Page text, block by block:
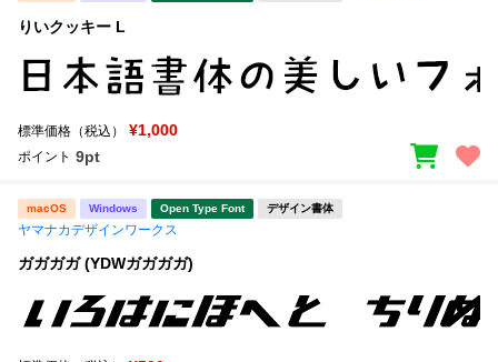
りいクッキー L
標準価格（税込） ¥1,000
ポイント 9pt
macOS Windows Open Type Font デザイン書体
ヤマナカデザインワークス
ガガガガ (YDWガガガガ)